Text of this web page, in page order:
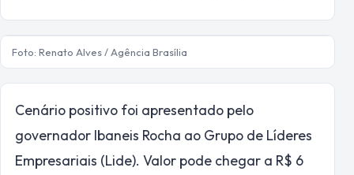
Foto: Renato Alves / Agência Brasília
Cenário positivo foi apresentado pelo
governador Ibaneis Rocha ao Grupo de Líderes
Empresariais (Lide). Valor pode chegar a R$ 6